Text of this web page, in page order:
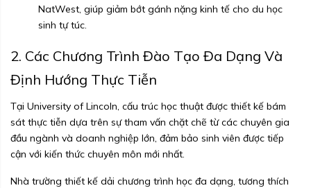
NatWest, giúp giảm bớt gánh nặng kinh tế cho du học
sinh tự túc.
2. Các Chương Trình Đào Tạo Đa Dạng Và
Định Hướng Thực Tiễn
Tại University of Lincoln, cấu trúc học thuật được thiết kế bám
sát thực tiễn dựa trên sự tham vấn chặt chẽ từ các chuyên gia
đầu ngành và doanh nghiệp lớn, đảm bảo sinh viên được tiếp
cận với kiến thức chuyên môn mới nhất.
Nhà trường thiết kế dải chương trình học đa dạng, tương thích